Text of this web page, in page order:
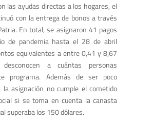
las ayudas directas a los hogares, el
con la entrega de bonos a través
En total, se asignaron 41 pagos
de pandemia hasta el 28 de abril
equivalentes a entre 0,41 y 8,67
a cuántas personas
programa. Además de ser poco
asignación no cumple el cometido
si se toma en cuenta la canasta
superaba los 150 dólares.